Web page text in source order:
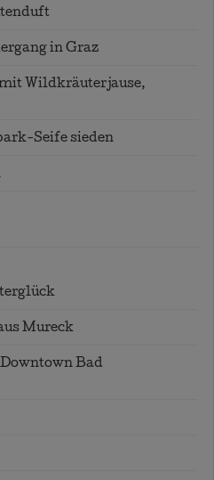
in Graz
mit Wildkräuterjause,
Seife sieden
Mureck
Bad